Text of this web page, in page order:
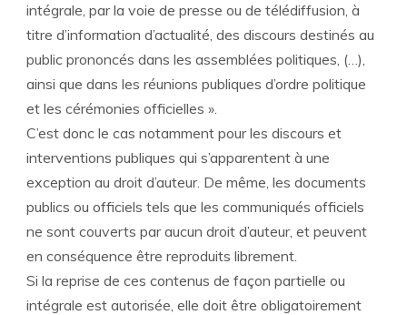
intégrale, par la voie de presse ou de télédiffusion, à
titre d’information d’actualité, des discours destinés au
public prononcés dans les assemblées politiques, (…),
ainsi que dans les réunions publiques d’ordre politique
et les cérémonies officielles ».
C’est donc le cas notamment pour les discours et
interventions publiques qui s’apparentent à une
exception au droit d’auteur. De même, les documents
publics ou officiels tels que les communiqués officiels
ne sont couverts par aucun droit d’auteur, et peuvent
en conséquence être reproduits librement.
Si la reprise de ces contenus de façon partielle ou
intégrale est autorisée, elle doit être obligatoirement